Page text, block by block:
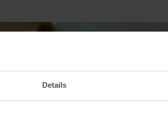
Details